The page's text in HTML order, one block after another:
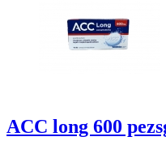
ACC long 600